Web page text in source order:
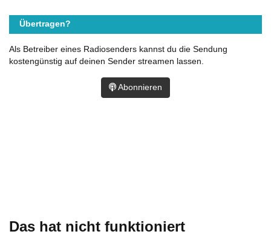
Das hat nicht funktioniert
Übertragen?
Als Betreiber eines Radiosenders kannst du die Sendung
kostengünstig auf deinen Sender streamen lassen.
Abonnieren